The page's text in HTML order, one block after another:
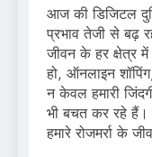
आज की डिजिटल
प्रभाव तेजी से बढ़
जीवन के हर क्षेत्र
हो, ऑनलाइन
न केवल हमारी
भी बचत कर रहे
हमारे रोजमर्रा के